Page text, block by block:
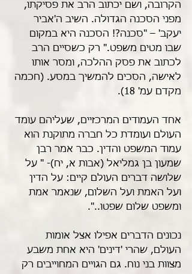
הקרובה, ושם יכתוב הרב את פסיקתו,
מפני הסכנה הגדולה. השיב ה'אביר
יעקב' – "סכנה?! הסכנה היא במקום
שבו מטים משפט." רק כשסיים הרב
לכתוב את פסק ההלכה, ומסר אותו
לאישה, הסכים להמשיך במסע. (חכמה
מקדם עמ' 18).
אחד העמודים המרכזיים, שעליהם עומד
העולם ועומדת כל חברה מתוקנת הוא
עמוד המשפט והדין. כבר אמר רבן
שמעון בן גמליאל (אבות א, יח)- " על
שלושה דברים העולם קיים: על הדין
ועל האמת ועל השלום, שנאמר אמת
ומשפט שלום שפטו..".
נכונים הדברים אפילו אצל אומות
העולם, שהרי 'דינים' היא אחת משבע
מצוות בני נוח. גם הגויים המחוייבים רק